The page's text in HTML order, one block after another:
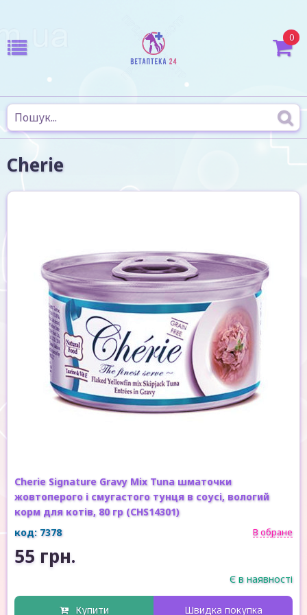
0
Cherie
Cherie Signature Gravy Mix Tuna шматочки
жовтоперого і смугастого тунця в соусі, вологий
корм для котів, 80 гр (CHS14301)
код: 7378
В обране
55 грн.
Є в наявності
Купити Швидка покупка